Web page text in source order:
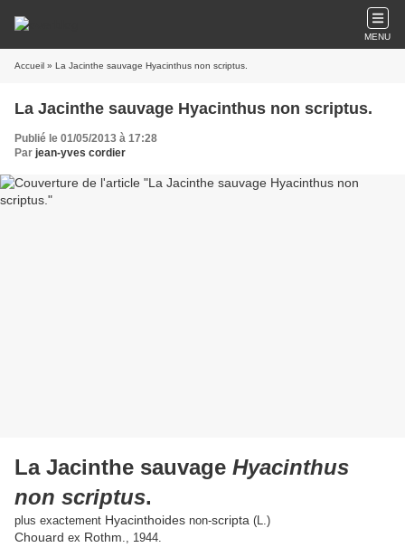
MENU
Accueil » La Jacinthe sauvage Hyacinthus non scriptus.
La Jacinthe sauvage Hyacinthus non scriptus.
Publié le 01/05/2013 à 17:28
Par jean-yves cordier
La Jacinthe sauvage Hyacinthus
non scriptus.
plus exactement Hyacinthoides non-scripta (L.)
Chouard ex Rothm., 1944.